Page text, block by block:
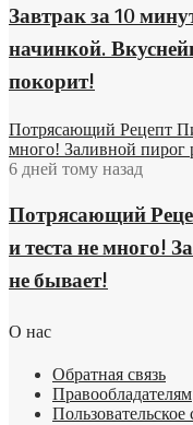
Завтрак за 10
начинкой.
покорит!
Потрясающий Рецепт
много! Заливной пирог
6 дней тому назад
Потрясающий
и теста не много!
не бывает!
О нас
Обратная связь
Правообладателям
Пользовательское